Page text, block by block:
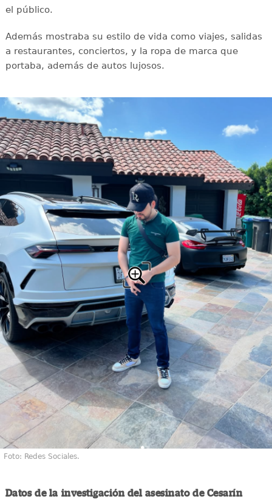
el público.
Además mostraba su estilo de vida como viajes, salidas
a restaurantes, conciertos, y la ropa de marca que
portaba, además de autos lujosos.
Foto: Redes Sociales.
Datos de la investigación del asesinato de Cesarín